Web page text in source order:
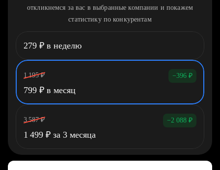
откликнемся за вас в выбранные компании и покажем
статистику по конкурентам
279 ₽ в неделю
1 195 ₽ −396 ₽
799 ₽ в месяц
3 587 ₽ −2 088 ₽
1 499 ₽ за 3 месяца